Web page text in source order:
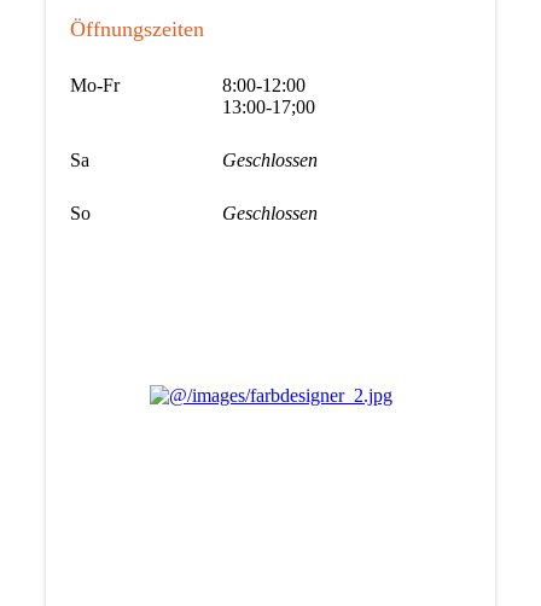
Öffnungszeiten
Mo-Fr
8:00-12:00
13:00-17;00
Sa Geschlossen
So Geschlossen